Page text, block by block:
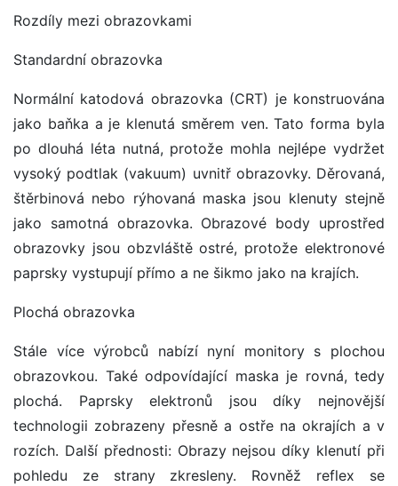
Rozdíly mezi obrazovkami
Standardní obrazovka
Normální katodová obrazovka (CRT) je konstruována
jako baňka a je klenutá směrem ven. Tato forma byla
po dlouhá léta nutná, protože mohla nejlépe vydržet
vysoký podtlak (vakuum) uvnitř obrazovky. Děrovaná,
štěrbinová nebo rýhovaná maska jsou klenuty stejně
jako samotná obrazovka. Obrazové body uprostřed
obrazovky jsou obzvláště ostré, protože elektronové
paprsky vystupují přímo a ne šikmo jako na krajích.
Plochá obrazovka
Stále více výrobců nabízí nyní monitory s plochou
obrazovkou. Také odpovídající maska je rovná, tedy
plochá. Paprsky elektronů jsou díky nejnovější
technologii zobrazeny přesně a ostře na okrajích a v
rozích. Další přednosti: Obrazy nejsou díky klenutí při
pohledu ze strany zkresleny. Rovněž reflex se